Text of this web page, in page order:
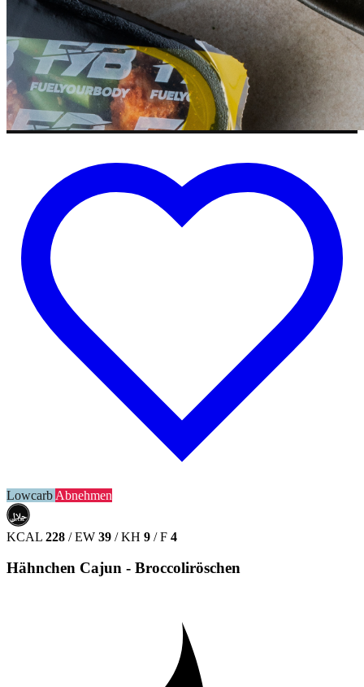
Lowcarb Abnehmen
حلال
HALAL
KCAL 228 / EW 39 / KH 9 / F 4
Hähnchen Cajun - Broccoliröschen